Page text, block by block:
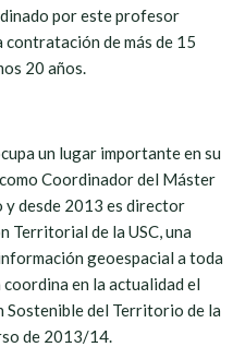
por este profesor
de más de 15
20 años.
un lugar importante en su
Coordinador del Máster
desde 2013 es director
Territorial de la USC, una
geoespacial a toda
en la actualidad el
del Territorio de la
de 2013/14.